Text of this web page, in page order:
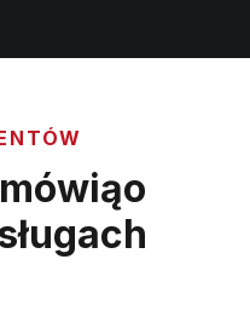
mówiąo